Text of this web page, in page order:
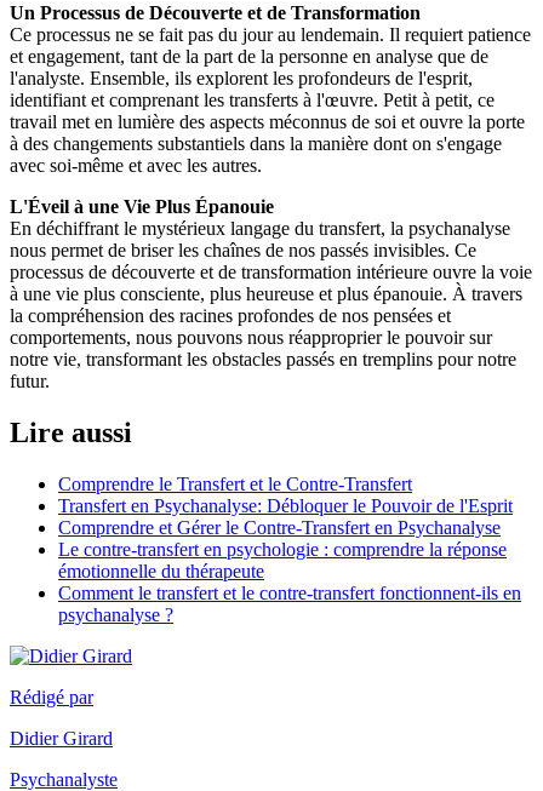
Un Processus de Découverte et de Transformation
Ce processus ne se fait pas du jour au lendemain. Il requiert patience
et engagement, tant de la part de la personne en analyse que de
l'analyste. Ensemble, ils explorent les profondeurs de l'esprit,
identifiant et comprenant les transferts à l'œuvre. Petit à petit, ce
travail met en lumière des aspects méconnus de soi et ouvre la porte
à des changements substantiels dans la manière dont on s'engage
avec soi-même et avec les autres.
L'Éveil à une Vie Plus Épanouie
En déchiffrant le mystérieux langage du transfert, la psychanalyse
nous permet de briser les chaînes de nos passés invisibles. Ce
processus de découverte et de transformation intérieure ouvre la voie
à une vie plus consciente, plus heureuse et plus épanouie. À travers
la compréhension des racines profondes de nos pensées et
comportements, nous pouvons nous réapproprier le pouvoir sur
notre vie, transformant les obstacles passés en tremplins pour notre
futur.
Lire aussi
Comprendre le Transfert et le Contre-Transfert
Transfert en Psychanalyse: Débloquer le Pouvoir de l'Esprit
Comprendre et Gérer le Contre-Transfert en Psychanalyse
Le contre-transfert en psychologie : comprendre la réponse
émotionnelle du thérapeute
Comment le transfert et le contre-transfert fonctionnent-ils en
psychanalyse ?
Rédigé par
Didier Girard
Psychanalyste